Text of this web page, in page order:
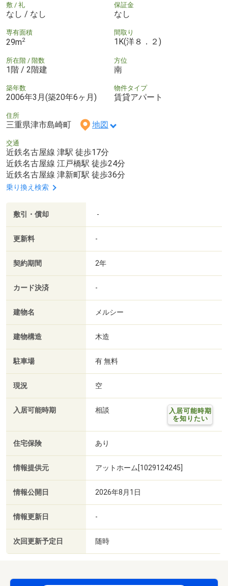
敷 / 礼
なし / なし
保証金
なし
専有面積
29m2
間取り
1K(洋８．２)
所在階 / 階数
1階 / 2階建
方位
南
築年数
2006年3月(築20年6ヶ月)
物件タイプ
賃貸アパート
住所
三重県津市島崎町 地図
交通
近鉄名古屋線 津駅 徒歩17分
近鉄名古屋線 江戸橋駅 徒歩24分
近鉄名古屋線 津新町駅 徒歩36分
乗り換え検索
敷引・償却 -
更新料 -
契約期間 2年
カード決済 -
建物名 メルシー
建物構造 木造
駐車場 有 無料
現況 空
入居可能時期 相談
入居可能時期
を知りたい
住宅保険 あり
情報提供元 アットホーム[1029124245]
情報公開日 2026年8月1日
情報更新日 -
次回更新予定日 随時